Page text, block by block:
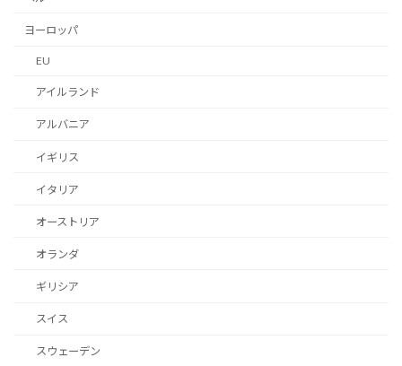
ヨーロッパ
EU
アイルランド
アルバニア
イギリス
イタリア
オーストリア
オランダ
ギリシア
スイス
スウェーデン